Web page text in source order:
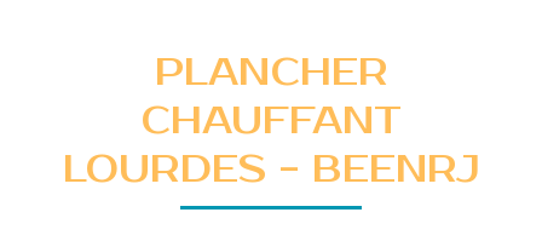
PLANCHER
CHAUFFANT
LOURDES - BEENRJ